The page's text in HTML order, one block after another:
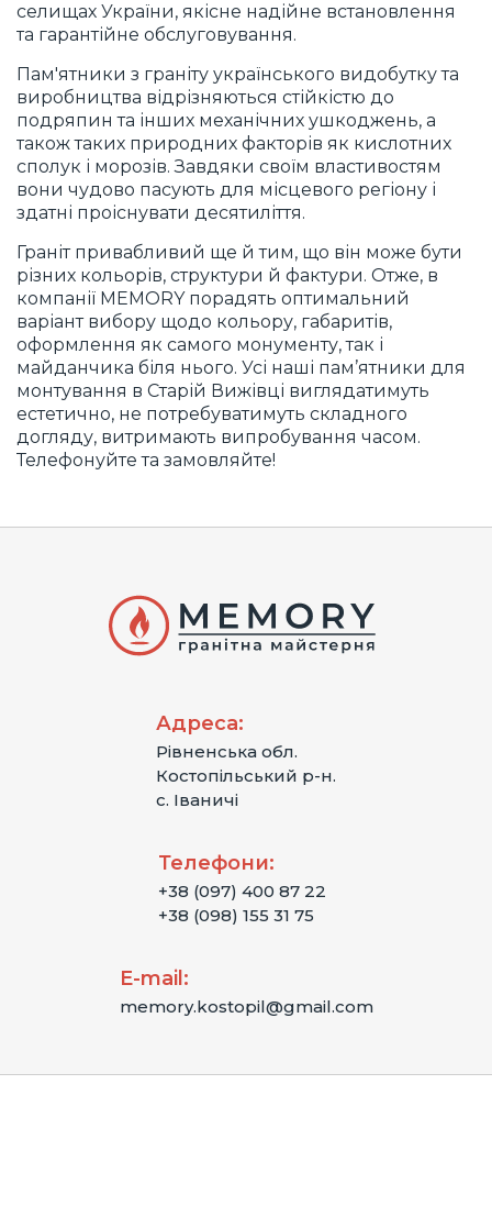
селищах України, якісне надійне встановлення
та гарантійне обслуговування.
Пам'ятники з граніту українського видобутку та
виробництва відрізняються стійкістю до
подряпин та інших механічних ушкоджень, а
також таких природних факторів як кислотних
сполук і морозів. Завдяки своїм властивостям
вони чудово пасують для місцевого регіону і
здатні проіснувати десятиліття.
Граніт привабливий ще й тим, що він може бути
різних кольорів, структури й фактури. Отже, в
компанії MEMORY порадять оптимальний
варіант вибору щодо кольору, габаритів,
оформлення як самого монументу, так і
майданчика біля нього. Усі наші пам’ятники для
монтування в Старій Вижівці виглядатимуть
естетично, не потребуватимуть складного
догляду, витримають випробування часом.
Телефонуйте та замовляйте!
Адреса:
Рівненська обл.
Костопільський р-н.
с. Іваничі
Телефони:
+38 (097) 400 87 22
+38 (098) 155 31 75
E-mail:
memory.kostopil@gmail.com